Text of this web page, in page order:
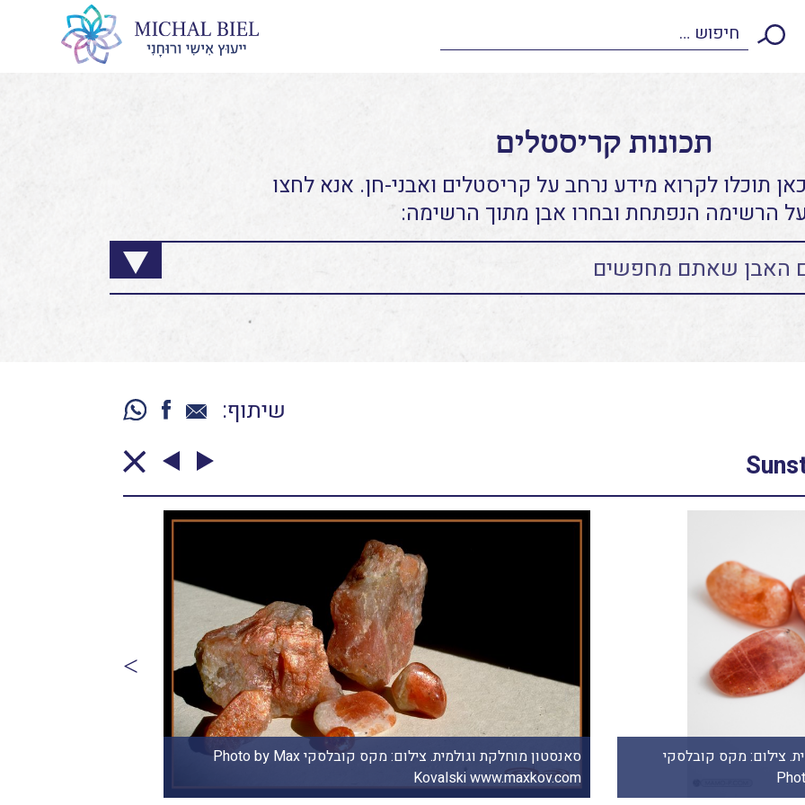
תכונות קריסטלים
תוכלו לקרוא מידע נרחב על קריסטלים ואבני-חן. אנא לחצו
הרשימה הנפתחת ובחרו אבן מתוך הרשימה:
שיתוף:
חלוקי סאנסטון. סאנסטון מוחלקת וגולמית. צילום: מקס קובלסקי
Photo by Max Kovalski www.maxkov.com
גוש סאנסטון. מהאוסף של אומנות ורוח www.art-with-spirit.com